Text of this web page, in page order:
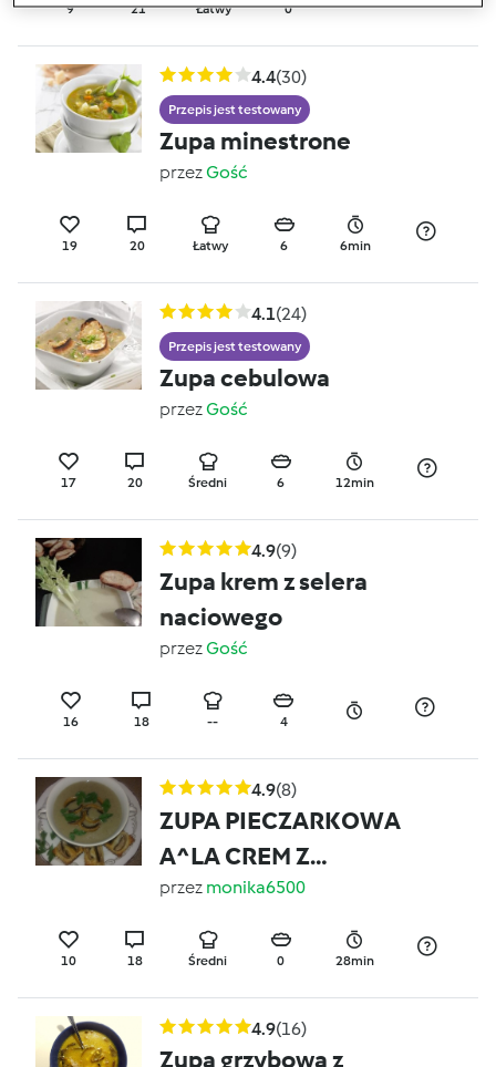
9 21 Łatwy 0
4.4(30)
Przepis jest testowany
Zupa minestrone
przezGość
19 20 Łatwy 6 6min
4.1(24)
Przepis jest testowany
Zupa cebulowa
przezGość
17 20 Średni 6 12min
4.9(9)
Zupa krem z selera
naciowego
przezGość
16 18 -- 4
4.9(8)
ZUPA PIECZARKOWA
A^LA CREM Z
GRZANKAMI Z CIASTA
FRANCUSKIEGO
przez monika6500
10 18 Średni 0 28min
4.9(16)
Zupa grzybowa z